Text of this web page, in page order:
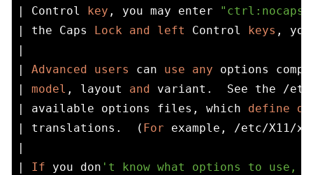
| Control
key , you may enter "ctrl:nocaps"
| the Caps
Lock and left Control keys ,
Advanced users can use any options
model , layout and
variant.  See the /
| available options files, which define
| translations.  ( For example, /etc/
If you don 't know what options to